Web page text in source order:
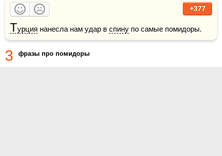
+377
Турция нанесла нам удар в спину по самые помидоры.
3 фразы про помидоры